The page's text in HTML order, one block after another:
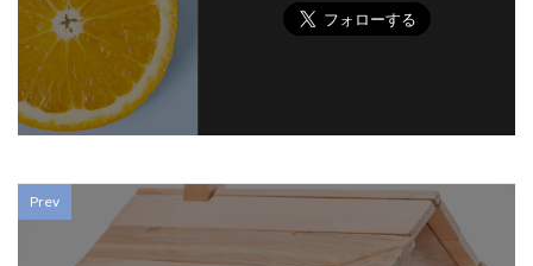
Prev